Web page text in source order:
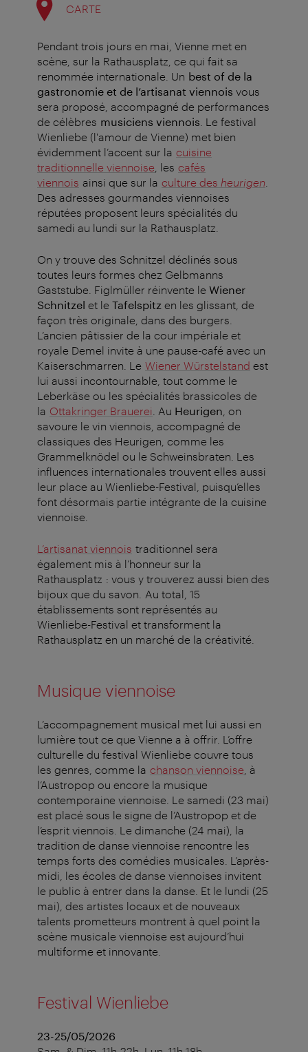
CARTE
Pendant trois jours en mai, Vienne met en
scène, sur la Rathausplatz, ce qui fait sa
renommée internationale. Un best of de la
gastronomie et de l’artisanat viennois vous
sera proposé, accompagné de performances
de célèbres musiciens viennois . Le festival
Wienliebe (l'amour de Vienne) met bien
évidemment l’accent sur la cuisine
traditionnelle viennoise , les cafés
viennois ainsi que sur la culture des heurigen
Des adresses gourmandes viennoises
réputées proposent leurs spécialités du
samedi au lundi sur la Rathausplatz.
On y trouve des Schnitzel déclinés sous
toutes leurs formes chez Gelbmanns
Gaststube. Figlmüller réinvente le Wiener
Schnitzel et le Tafelspitz en les glissant, de
façon très originale, dans des burgers.
L’ancien pâtissier de la cour impériale et
royale Demel invite à une pause-café avec un
Kaiserschmarren. Le Wiener Würstelstand est
lui aussi incontournable, tout comme le
Leberkäse ou les spécialités brassicoles de
la Ottakringer Brauerei . Au Heurigen , on
savoure le vin viennois, accompagné de
classiques des Heurigen, comme les
Grammelknödel ou le Schweinsbraten. Les
influences internationales trouvent elles aussi
leur place au Wienliebe-Festival, puisqu’elles
font désormais partie intégrante de la cuisine
viennoise.
L’artisanat viennois traditionnel sera
également mis à l’honneur sur la
Rathausplatz : vous y trouverez aussi bien des
bijoux que du savon. Au total, 15
établissements sont représentés au
Wienliebe-Festival et transforment la
Rathausplatz en un marché de la créativité.
Musique viennoise
L’accompagnement musical met lui aussi en
lumière tout ce que Vienne a à offrir. L’offre
culturelle du festival Wienliebe couvre tous
les genres, comme la chanson viennoise , à
l’Austropop ou encore la musique
contemporaine viennoise. Le samedi (23 mai)
est placé sous le signe de l’Austropop et de
l’esprit viennois. Le dimanche (24 mai), la
tradition de danse viennoise rencontre les
temps forts des comédies musicales. L’après-
midi, les écoles de danse viennoises invitent
le public à entrer dans la danse. Et le lundi (25
mai), des artistes locaux et de nouveaux
talents prometteurs montrent à quel point la
scène musicale viennoise est aujourd’hui
multiforme et innovante.
Festival Wienliebe
23-25/05/2026